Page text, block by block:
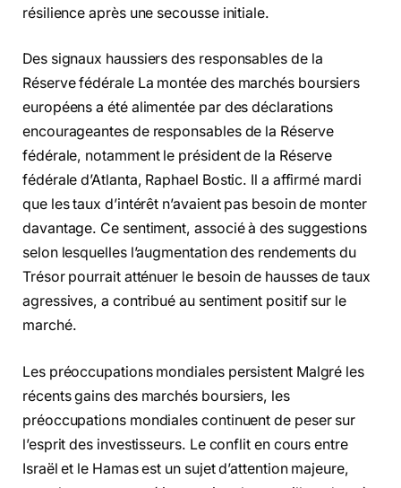
résilience après une secousse initiale.
Des signaux haussiers des responsables de la
Réserve fédérale La montée des marchés boursiers
européens a été alimentée par des déclarations
encourageantes de responsables de la Réserve
fédérale, notamment le président de la Réserve
fédérale d’Atlanta, Raphael Bostic. Il a affirmé mardi
que les taux d’intérêt n’avaient pas besoin de monter
davantage. Ce sentiment, associé à des suggestions
selon lesquelles l’augmentation des rendements du
Trésor pourrait atténuer le besoin de hausses de taux
agressives, a contribué au sentiment positif sur le
marché.
Les préoccupations mondiales persistent Malgré les
récents gains des marchés boursiers, les
préoccupations mondiales continuent de peser sur
l’esprit des investisseurs. Le conflit en cours entre
Israël et le Hamas est un sujet d’attention majeure,